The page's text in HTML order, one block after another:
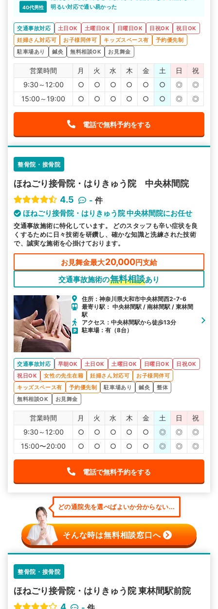
いただいております。
40代男性 明るい対応で通い易かった
交通事故対応 土日OK 土曜日OK 日曜日OK 日祝OK
祝日OK
妊婦さん対応可
お子様同伴可 キッズスペース有
予約優先制
駐車場あり
鍼灸 無料相談OK お見舞金
営業時間 月 火 水 木 金 土 日
祝
9:30～12:00
○ ○ ○ ○ ○ ○ ◎
◎
15:00～19:00
○ ○ ○ ○ ○ ○ ◎ ◎
電話で無料予約をする
整骨院・接骨院
ほねごり接骨院・はりきゅう院 中央林間院
4.5
- 件
ほねごり接骨院・はりきゅう院 中央林間院にお任せ
交通事故施術に特化しています。 どのスタッフも辛い症状を良
くするために日々技術を研鑽し、確かな知識と洗練された技術
で、誠実な施術を心掛けております。
お見舞金最大20,000円支給
交通事故施術の無料相談あり
住所：神奈川県大和市中央林間西2-7-6
最寄り駅： 中央林間駅 / 南林間駅 / 東林間
駅
アクセス：中央林間駅から徒歩13分
駐車場：有（8台）
交通事故対応 早朝OK 土日OK 土曜日OK 日曜日OK
日祝OK
祝日OK
女性の先生在籍 妊婦さん対応可
お子様同伴可
キッズスペース有
予約優先制 駐車場あり 鍼灸
整体
無料相談OK
お見舞金
営業時間 月 火 水 木 金 土 日
祝
9:30～12:00
○ ○ ○ ○ ○ ◎ ◎
◎
15:00〜20:00
○ ○ ○ ○ ○ ◎ ◎ ◎
電話で無料予約をする
どの通院先を選べばよいか分からない...
そんな時は無料相談窓口へ
整骨院・接骨院
ほねごり接骨院・はりきゅう院 東林間駅前院
4